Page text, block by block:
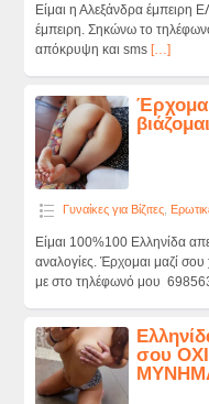
Είμαι η Αλεξάνδρα έμπειρη
έμπειρη. Σηκώνω το
απόκρυψη και sms […]
Γυναίκες για Βίζιτες,
Είμαι 100%100 Ελληνίδα
αναλογίες. Έρχομαι μαζί
με στο τηλέφωνό μου
σου